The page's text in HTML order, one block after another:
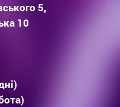
5,
10